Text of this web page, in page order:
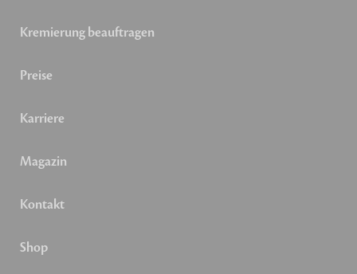
Kremierung beauftragen
Preise
Karriere
Magazin
Kontakt
Shop